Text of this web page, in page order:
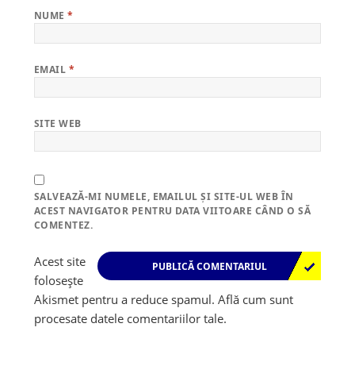
NUME*
EMAIL *
SITE WEB
SALVEAZĂ-MI NUMELE, EMAILUL ȘI SITE-UL WEB ÎN
ACEST NAVIGATOR PENTRU DATA VIITOARE CÂND O SĂ
COMENTEZ.
Acest site
folosește
Akismet pentru a reduce spamul. Află cum sunt
procesate datele comentariilor tale.